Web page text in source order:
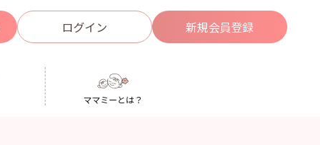
ログイン 新規会員登録
ママミーとは？